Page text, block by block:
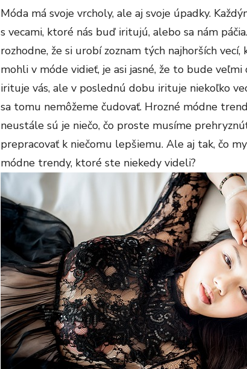
Móda má svoje vrcholy, ale aj svoje úpadky.
s vecami, ktoré nás buď iritujú, alebo sa nám
rozhodne, že si urobí zoznam tých najhorších
mohli v móde vidieť, je asi jasné, že to bude veľmi
irituje vás, ale v poslednú dobu irituje niekoľko
sa tomu nemôžeme čudovať. Hrozné módne
neustále sú je niečo, čo proste musíme
prepracovať k niečomu lepšiemu. Ale aj tak, čo
módne trendy, ktoré ste niekedy videli?